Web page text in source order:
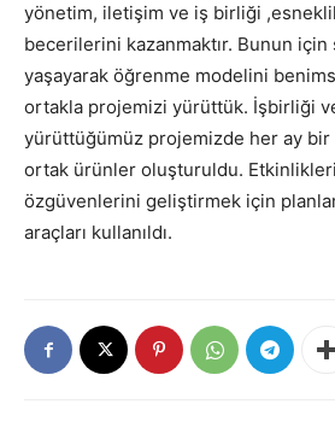
yönetim, iletişim ve iş birliği
becerilerini kazanmaktır. Bunun
yaşayarak öğrenme modelini
ortakla projemizi yürüttük. İşbirliği
yürüttüğümüz projemizde her ay bir
ortak ürünler oluşturuldu.
özgüvenlerini geliştirmek için
araçları kullanıldı.